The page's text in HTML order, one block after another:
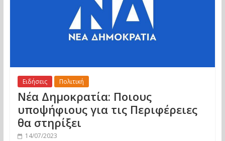
Ειδήσεις Πολιτική
Νέα Δημοκρατία: Ποιους
υποψήφιους για τις Περιφέρειες
θα στηρίξει
14/07/2023